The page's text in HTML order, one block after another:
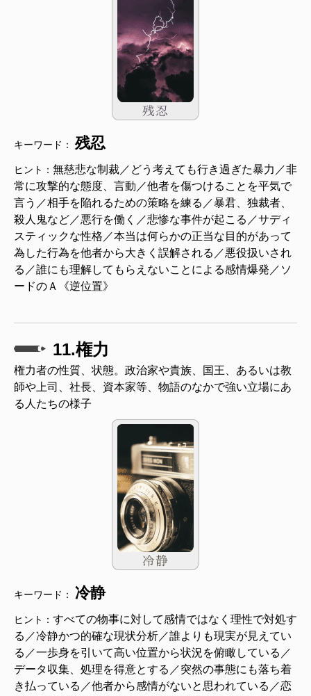
キーワード：残忍
ヒント： 無慈悲な制裁／どう考えても行き過ぎた暴力／非
常に攻撃的な態度、言動／他者を傷つけることを平気で
言う／相手を陥れるための策略を練る／暴君、独裁者、
殺人鬼など／悪行を働く／悲惨な事件が起こる／サディ
スティックな性格／本当は何らかの正当な目的があって
為した行為を他者から大きく誤解される／悪役扱いされ
る／誰にも理解してもらえないことによる感情爆発／ソ
ードのＡ《逆位置》
11.権力
権力者の性質、状態。政治家や貴族、国王、あるいは教
師や上司、社長、資本家等、物語のなかで強い立場にあ
る人たちの様子
キーワード： 冷静
ヒント： すべての物事に対して感情ではなく理性で対処す
る／冷静かつ的確な現状分析／誰よりも現実が見えてい
る／一歩身を引いて高い位置から状況を俯瞰している／
データ収集、処理を得意とする／突然の事態にも落ち着
き払っている／他者から感情がないと思われている／恋